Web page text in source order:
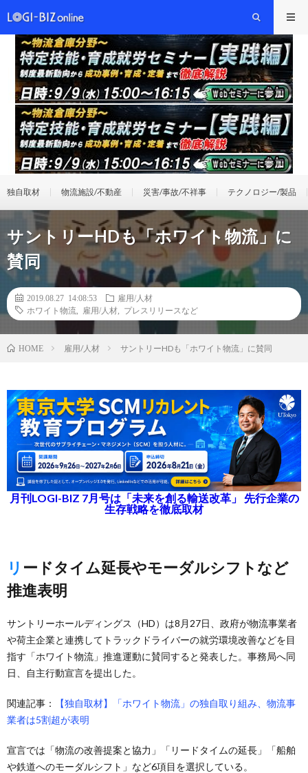
独自取材 物流施設/不動産 災害/事故/不祥事 テクノロジー/製品
サントリーHDも「ホワイト物流」に
賛同
2019.08.27 14:08:53
雇用/人材
ホワイト物流
雇用/人材 プレスリリースなど
HOME 雇用/人材 サントリーHDも「ホワイト物流」に賛同
月刊LOGI-BIZ 7月号は「未来を創る輸送改革」 先行企業の
生存戦略を徹底取材
リードタイム延長やモーダルシフトなど
推進表明
サントリーホールディングス（HD）は8月27日、政府が物流事業者
や荷主企業と連携してトラックドライバーの就労環境改善などを目
指す「ホワイト物流」推進運動に賛同すると発表した。事務局へ同
日、自主行動宣言を提出した。
関連記事：
【独自取材】「ホワイト物流」の独自取り組み、物流事
業者は5割超が表明
宣言では「物流の改善提案と協力」「リードタイムの延長」「船舶
や鉄道へのモーダルシフト」など6項目を選択している。